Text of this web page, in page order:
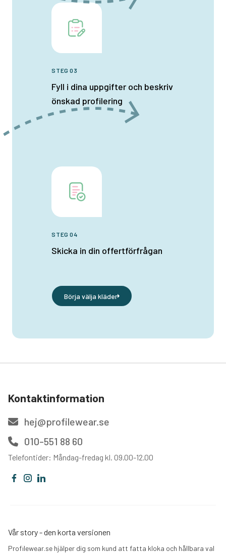
STEG 03
Fyll i dina uppgifter och beskriv
önskad profilering
STEG 04
Skicka in din offertförfrågan
Börja välja kläder
Kontaktinformation
hej@profilewear.se
010-551 88 60
Telefontider: Måndag-fredag kl. 09.00-12.00
Vår story - den korta versionen
Profilewear.se hjälper dig som kund att fatta kloka och hållbara val